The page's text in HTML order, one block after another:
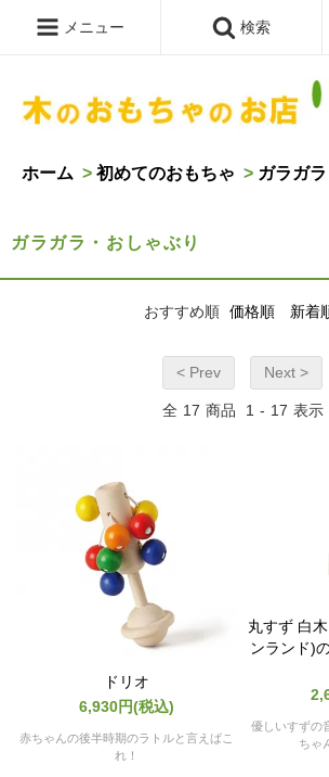
メニュー 検索
ホーム > 初めてのおもちゃ > ガラガ
ガラガラ・おしゃぶり
おすすめ順 価格順 新着
< Prev Next >
全 17 商品 1 - 17 表示
ドリオ
6,930円(税込)
赤ちゃんの後半時期のラトルと言えばこ
れ！
丸すず 白
ンランド)
優しいすずの
ちゃ